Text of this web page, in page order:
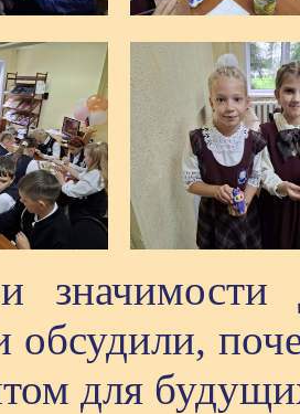
обсудили,
для